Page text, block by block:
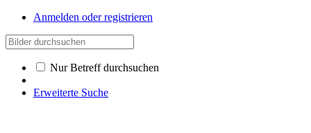
Anmelden oder registrieren
Nur Betreff durchsuchen
Erweiterte Suche